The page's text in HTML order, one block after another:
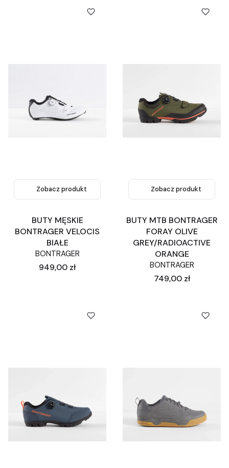
Zobacz produkt
BUTY MĘSKIE
BONTRAGER VELOCIS
BIAŁE
BONTRAGER
Cena
949,00 zł
Zobacz produkt
BUTY MTB BONTRAGER
FORAY OLIVE
GREY/RADIOACTIVE
ORANGE
BONTRAGER
Cena
749,00 zł